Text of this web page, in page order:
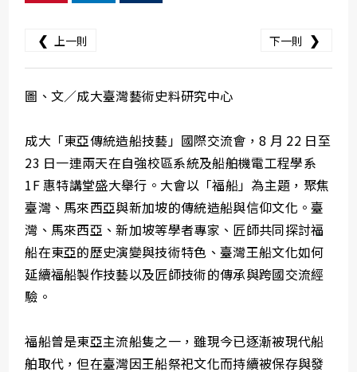
❮ 上一則 下一則 ❯
圖、文／成大臺灣藝術史料研究中心
成大「東亞傳統造船技藝」國際交流會，8 月 22 日至
23 日一連兩天在自強校區系統及船舶機電工程學系
1F 惠特講堂盛大舉行。大會以「福船」為主題，聚焦
臺灣、馬來西亞與新加坡的傳統造船與信仰文化。臺
灣、馬來西亞、新加坡等學者專家、匠師共同探討福
船在東亞的歷史演變與技術特色、臺灣王船文化如何
延續福船製作技藝以及匠師技術的傳承與跨國交流經
驗。
福船曾是東亞主流船隻之一，雖現今已逐漸被現代船
舶取代，但在臺灣因王船祭祀文化而持續被保存與發